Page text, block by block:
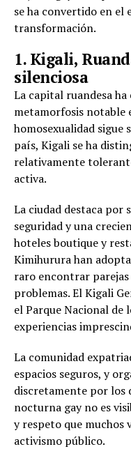
se ha convertido en el
transformación.
1. Kigali,
silenciosa
La capital ruandesa
metamorfosis notable
homosexualidad sigue
país, Kigali se ha
relativamente
activa.
La ciudad destaca por
seguridad y una
hoteles boutique y
Kimihurura han
raro encontrar parejas
problemas. El Kigali
el Parque Nacional de
experiencias
La comunidad
espacios seguros, y
discretamente por los
nocturna gay no es
y respeto que muchos
activismo público.